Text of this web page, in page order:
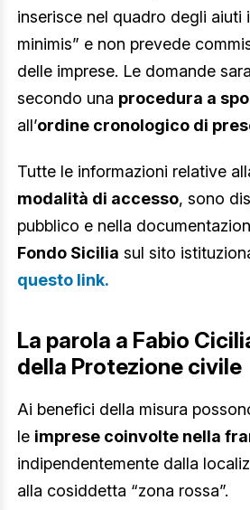
inserisce nel quadro degli aiuti
minimis” e non prevede
delle imprese. Le domande
secondo una procedura a
all’ordine cronologico di
Tutte le informazioni relative
modalità di accesso, sono
pubblico e nella
Fondo Sicilia sul sito
questo link.
La parola a Fabio
della Protezione civile
Ai benefici della misura
le imprese coinvolte nella
indipendentemente dalla
alla cosiddetta “zona rossa”.